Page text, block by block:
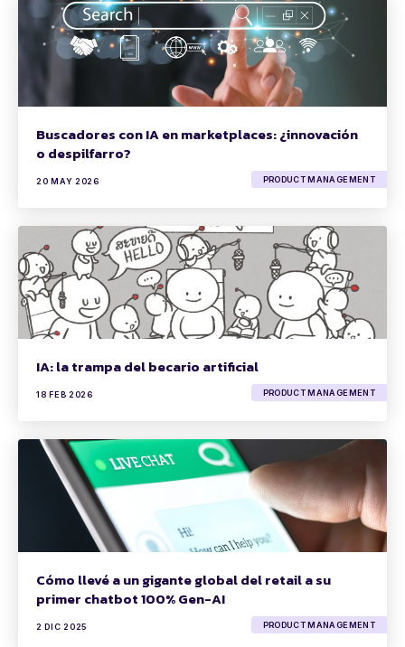
Buscadores con IA en marketplaces: ¿innovación
o despilfarro?
20 MAY 2026 PRODUCT MANAGEMENT
IA: la trampa del becario artificial
18 FEB 2026 PRODUCT MANAGEMENT
Cómo llevé a un gigante global del retail a su
primer chatbot 100% Gen-AI
2 DIC 2025 PRODUCT MANAGEMENT